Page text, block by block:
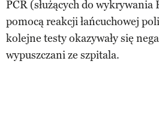
PCR (służących do
pomocą reakcji łańcuchowej
kolejne testy okazywały się
wypuszczani ze szpitala.